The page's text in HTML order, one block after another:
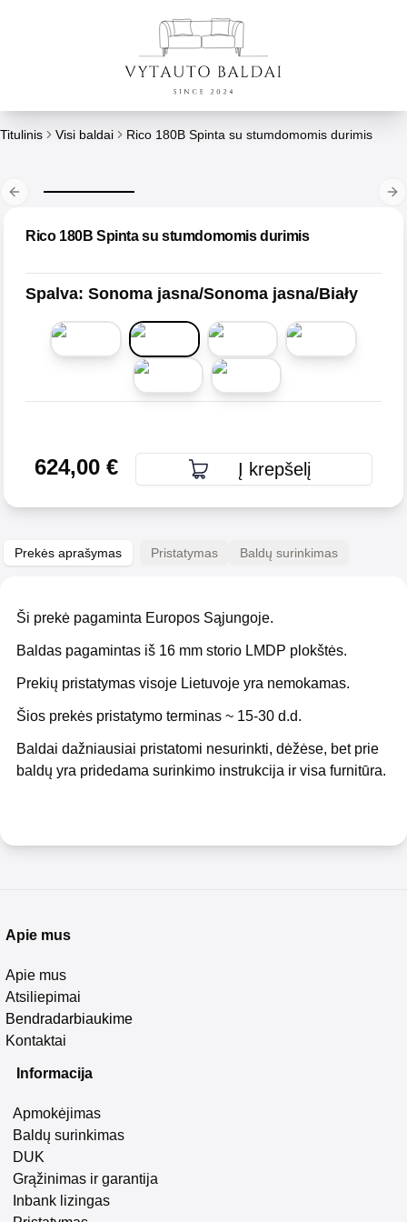
Titulinis Visi baldai Rico 180B Spinta su stumdomomis durimis
Previous slide
Rico 180B Spinta su stumdomomis durimis
Spalva: Sonoma jasna/Sonoma jasna/Biały
624,00€ Į krepšelį
Prekės aprašymas Pristatymas Baldų surinkimas
Ši prekė pagaminta Europos Sąjungoje.
Baldas pagamintas iš 16 mm storio LMDP plokštės.
Prekių pristatymas visoje Lietuvoje yra nemokamas.
Šios prekės pristatymo terminas ~ 15-30 d.d.
Baldai dažniausiai pristatomi nesurinkti, dėžėse, bet prie
baldų yra pridedama surinkimo instrukcija ir visa furnitūra.
Apie mus
Apie mus
Atsiliepimai
Bendradarbiaukime
Kontaktai
Informacija
Apmokėjimas
Baldų surinkimas
DUK
Grąžinimas ir garantija
Inbank lizingas